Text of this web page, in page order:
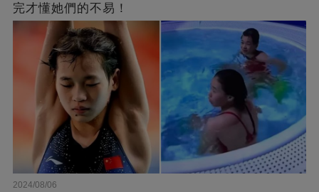
完才懂她們的不易！
2024/08/06